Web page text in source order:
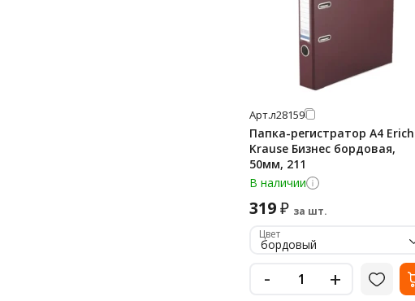
Арт.л28159
Папка-регистратор А4 Erich
Krause Бизнес бордовая,
50мм, 211
В наличии
319₽ за шт.
Цвет
бордовый
- +